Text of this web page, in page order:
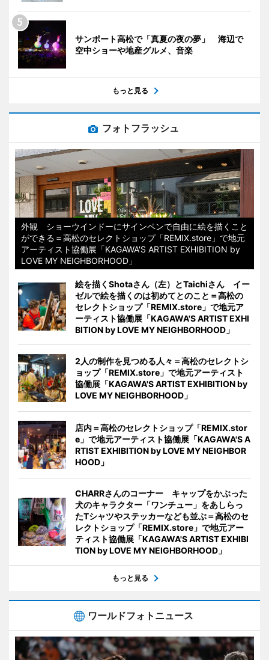
サンポート高松で「真夏の夜の夢」 海辺で
空中ショーや地産グルメ、音楽
もっと見る
フォトフラッシュ
外観 ショーウインドーにサインペンで自由に絵を描くこと
ができる＝高松のセレクトショップ「REMIX.store」で地元
アーティスト協働展「KAGAWA'S ARTIST EXHIBITION by
LOVE MY NEIGHBORHOOD」
絵を描くShotaさん（左）とTaichiさん イー
ゼルで絵を描くのは初めてとのこと＝高松の
セレクトショップ「REMIX.store」で地元ア
ーティスト協働展「KAGAWA'S ARTIST EXHI
BITION by LOVE MY NEIGHBORHOOD」
2人の制作を見つめる人々＝高松のセレクトシ
ョップ「REMIX.store」で地元アーティスト
協働展「KAGAWA'S ARTIST EXHIBITION by
LOVE MY NEIGHBORHOOD」
店内＝高松のセレクトショップ「REMIX.stor
e」で地元アーティスト協働展「KAGAWA'S A
RTIST EXHIBITION by LOVE MY NEIGHBOR
HOOD」
CHARRさんのコーナー キャップをかぶった
犬のキャラクター「ワンチュー」をあしらっ
たTシャツやステッカーなども並ぶ＝高松のセ
レクトショップ「REMIX.store」で地元アー
ティスト協働展「KAGAWA'S ARTIST EXHIBI
TION by LOVE MY NEIGHBORHOOD」
もっと見る
ワールドフォトニュース